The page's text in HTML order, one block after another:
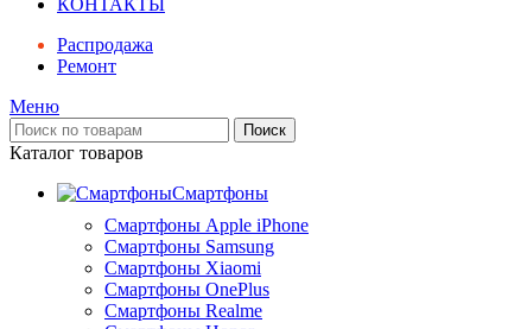
КОНТАКТЫ
Распродажа
Ремонт
Меню
Поиск
Каталог товаров
Смартфоны
Смартфоны Apple iPhone
Смартфоны Samsung
Смартфоны Xiaomi
Смартфоны OnePlus
Смартфоны Realme